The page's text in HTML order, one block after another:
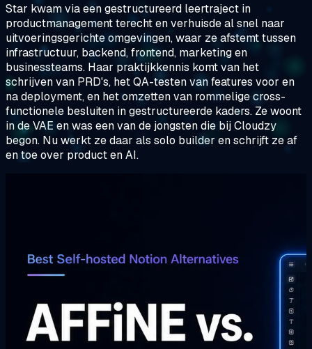
Star kwam via een gestructureerd leertraject in
productmanagement terecht en verhuisde al snel naar
uitvoeringsgerichte omgevingen, waar ze afstemt tussen
infrastructuur, backend, frontend, marketing en
businessteams. Haar praktijkkennis komt van het
schrijven van PRD's, het QA-testen van features voor en
na deployment, en het omzetten van rommelige cross-
functionele besluiten in gestructureerde kaders. Ze woont
in de VAE en was een van de jongsten die bij Cloudzy
begon. Nu werkt ze daar als solo builder en schrijft ze af
en toe over product en AI.